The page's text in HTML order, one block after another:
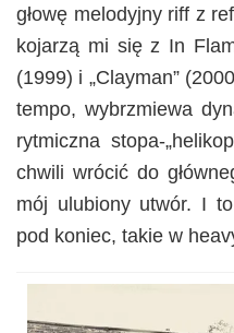
głowę melodyjny riff z
kojarzą mi się z In
(1999) i „Clayman”
tempo, wybrzmiewa
rytmiczna stopa-
chwili wrócić do
mój ulubiony utwór. I
pod koniec, takie w